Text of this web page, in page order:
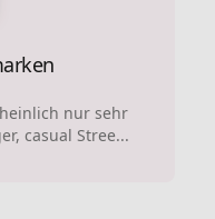
nur sehr
casual Stree...